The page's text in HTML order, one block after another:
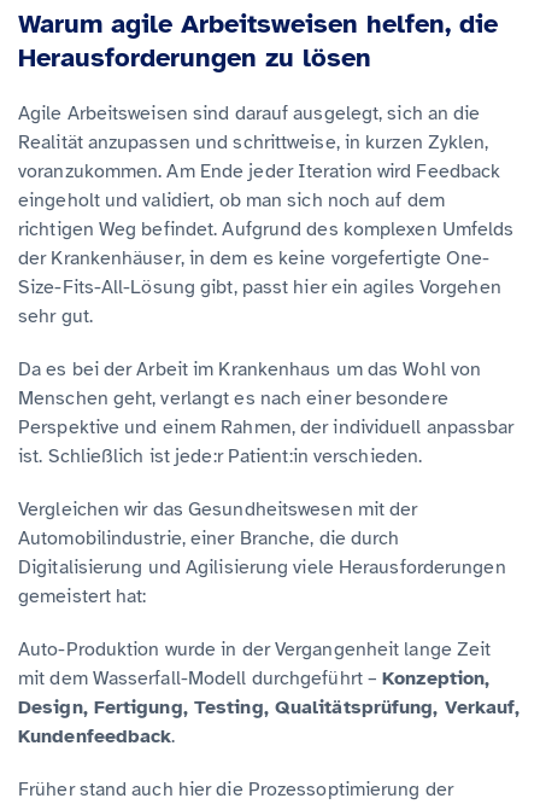
Warum agile Arbeitsweisen helfen, die
Herausforderungen zu lösen
Agile Arbeitsweisen sind darauf ausgelegt, sich an die
Realität anzupassen und schrittweise, in kurzen Zyklen,
voranzukommen. Am Ende jeder Iteration wird Feedback
eingeholt und validiert, ob man sich noch auf dem
richtigen Weg befindet. Aufgrund des komplexen Umfelds
der Krankenhäuser, in dem es keine vorgefertigte One-
Size-Fits-All-Lösung gibt, passt hier ein agiles Vorgehen
sehr gut.
Da es bei der Arbeit im Krankenhaus um das Wohl von
Menschen geht, verlangt es nach einer besondere
Perspektive und einem Rahmen, der individuell anpassbar
ist. Schließlich ist jede:r Patient:in verschieden.
Vergleichen wir das Gesundheitswesen mit der
Automobilindustrie, einer Branche, die durch
Digitalisierung und Agilisierung viele Herausforderungen
gemeistert hat:
Auto-Produktion wurde in der Vergangenheit lange Zeit
mit dem Wasserfall-Modell durchgeführt –Konzeption,
Design, Fertigung, Testing, Qualitätsprüfung, Verkauf,
Kundenfeedback.
Früher stand auch hier die Prozessoptimierung der